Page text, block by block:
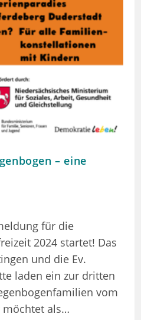
– eine
für die
2024 startet! Das
und die Ev.
laden ein zur dritten
vom
möchtet als…